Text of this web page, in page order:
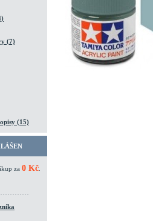
(7)
(15)
za 0 Kč